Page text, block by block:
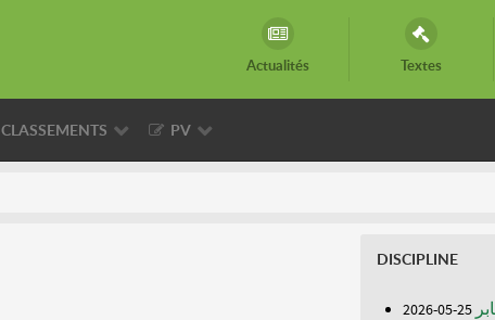
Actualités Textes
CLASSEMENTS PV
DISCIPLINE
25-05-2026